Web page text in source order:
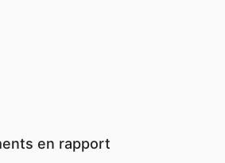
en rapport